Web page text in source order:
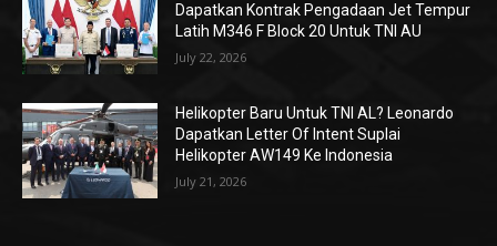
Dapatkan Kontrak Pengadaan Jet Tempur
Latih M346 F Block 20 Untuk TNI AU
July 22, 2026
Helikopter Baru Untuk TNI AL? Leonardo
Dapatkan Letter Of Intent Suplai
Helikopter AW149 Ke Indonesia
July 21, 2026